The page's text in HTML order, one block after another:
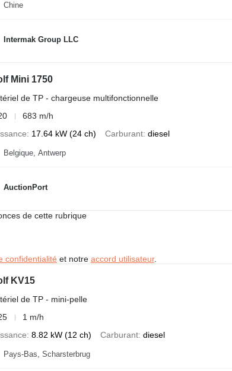
Chine
Intermak Group LLC
Mini 1750
de TP - chargeuse multifonctionnelle
683 m/h
17.64 kW (24 ch) Carburant diesel
Belgique, Antwerp
AuctionPort
de cette rubrique
confidentialité et notre accord utilisateur.
KV15
de TP - mini-pelle
1 m/h
8.82 kW (12 ch) Carburant diesel
Pays-Bas, Scharsterbrug